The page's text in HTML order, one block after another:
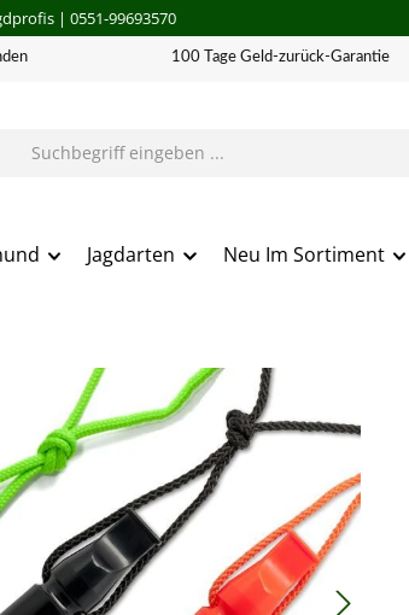
| 0551-99693570
100 Tage Geld-zurück-Garantie
Jagdarten Neu Im Sortiment